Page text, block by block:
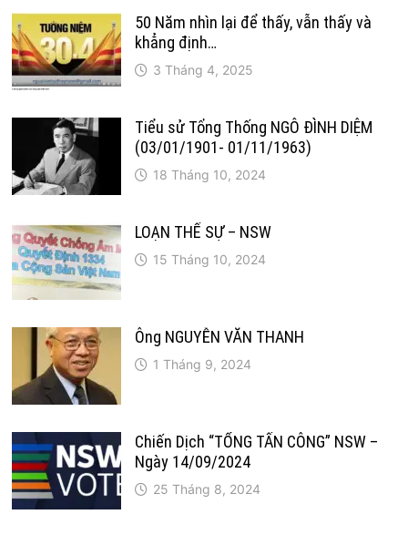
50 Năm nhìn lại để thấy, vẫn thấy và
khẳng định…
3 Tháng 4, 2025
Tiểu sử Tổng Thống NGÔ ĐÌNH DIỆM
(03/01/1901- 01/11/1963)
18 Tháng 10, 2024
LOẠN THẾ SỰ – NSW
15 Tháng 10, 2024
Ông NGUYỄN VĂN THANH
1 Tháng 9, 2024
Chiến Dịch “TỔNG TẤN CÔNG” NSW –
Ngày 14/09/2024
25 Tháng 8, 2024